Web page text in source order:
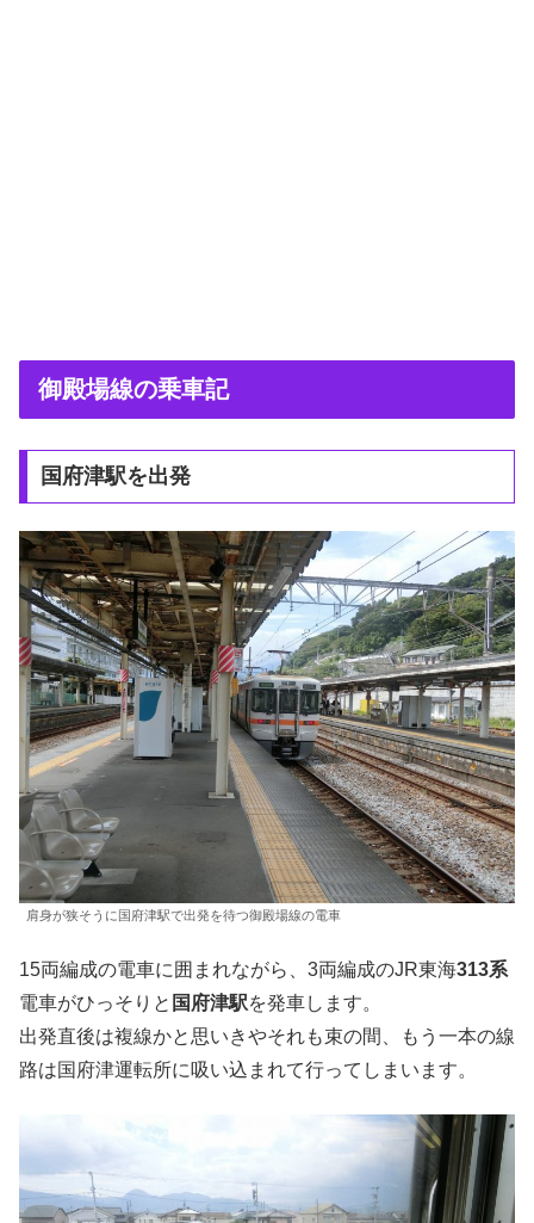
御殿場線の乗車記
国府津駅を出発
肩身が狭そうに国府津駅で出発を待つ御殿場線の電車
15両編成の電車に囲まれながら、3両編成のJR東海313系
電車がひっそりと 国府津駅を発車します。
出発直後は複線かと思いきやそれも束の間、もう一本の線
路は国府津運転所に吸い込まれて行ってしまいます。